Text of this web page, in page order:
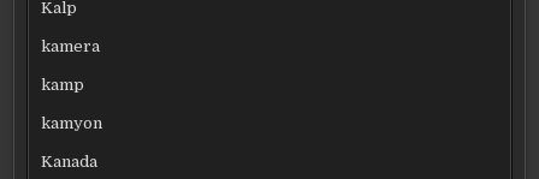
Kalp
kamera
kamp
kamyon
Kanada